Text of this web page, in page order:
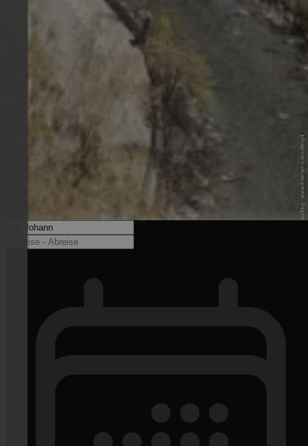
© Internet Consulting - www.internet-consulting.it